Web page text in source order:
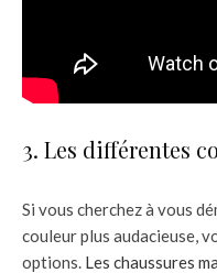
3. Les différentes
Si vous cherchez à vous
couleur plus audacieuse,
options. Les chaussures